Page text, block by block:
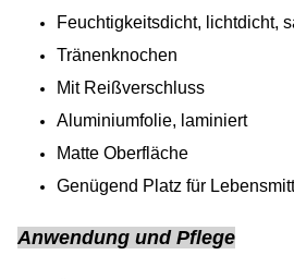
Feuchtigkeitsdicht, lichtdicht,
Tränenknochen
Mit Reißverschluss
Aluminiumfolie, laminiert
Matte Oberfläche
Genügend Platz für
Anwendung und Pflege